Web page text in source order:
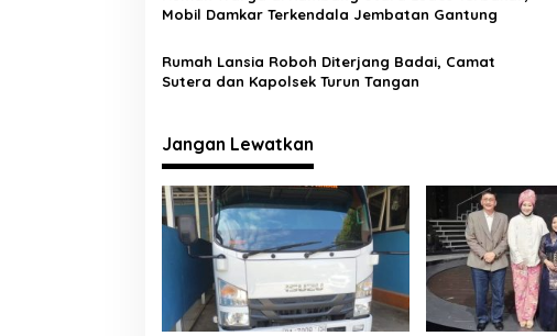
s
Mobil Damkar Terkendala Jembatan Gantung
Rumah Lansia Roboh Diterjang Badai, Camat
Sutera dan Kapolsek Turun Tangan
Jangan Lewatkan